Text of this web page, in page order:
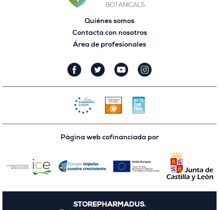
Quiénes somos
Contacta con nosotros
Área de profesionales
Página web cofinanciada por
STOREPHARMADUS.